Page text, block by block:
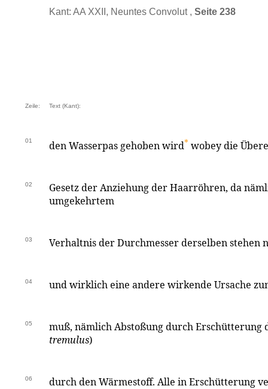
Kant: AA XXII, Neuntes Convolut , Seite 238
Zeile: Text (Kant):
01 den Wasserpas gehoben wird* wobey die
02
Gesetz der Anziehung der Haarröhren, da
umgekehrtem
03 Verhaltnis der Durchmesser derselben stehen
04 und wirklich eine andere wirkende Ursache
05
muß, nämlich Abstoßung durch Erschütterung
tremulus)
06 durch den Wärmestoff. Alle in Erschütterung